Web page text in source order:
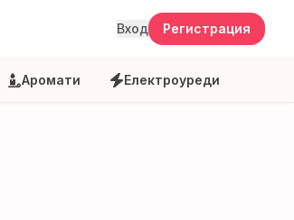
Вход Регистрация
Аромати Електроуреди